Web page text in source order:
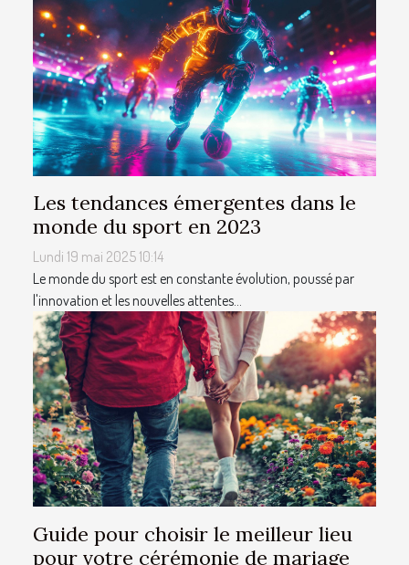
Les tendances émergentes dans le
monde du sport en 2023
Lundi 19 mai 2025 10:14
Le monde du sport est en constante évolution, poussé par
l'innovation et les nouvelles attentes...
Guide pour choisir le meilleur lieu
pour votre cérémonie de mariage